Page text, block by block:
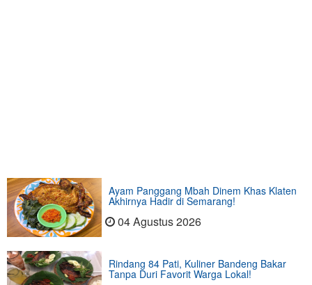
Ayam Panggang Mbah Dinem Khas Klaten
Akhirnya Hadir di Semarang!
04 Agustus 2026
Rindang 84 Pati, Kuliner Bandeng Bakar
Tanpa Duri Favorit Warga Lokal!